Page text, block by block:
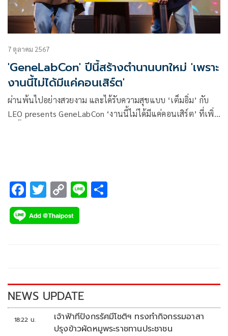
7 ตุลาคม 2567
'GeneLabCon' ปีนี้สร้างตำนานบทใหม่ 'เพราะ
งานนี้ไม่ได้มีแค่คอนเสิร์ต'
ผ่านพ้นไปอย่างสวยงาม และได้รับความสุขแบบ ‘เต็มอิ่ม’ กับ
LEO presents GeneLabCon ‘งานนี้ไม่ได้มีแค่คอนเสิร์ต’ ที่เพิ่ง
F
ac
e
k
T
wi
tt
C
o
p
k
Li
NEWS UPDATE
18:22 น.
เจ้าฟ้าทีปังกรรัศมีโชติฯ ทรงทำกิจกรรมอาสา
ปรุงข้าวผัดหมูพระราชทานประชาชน